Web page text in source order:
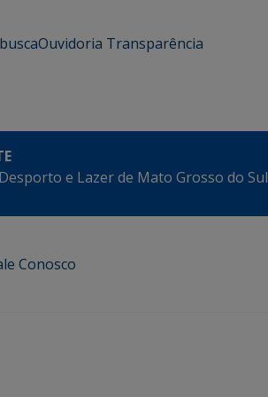
Ouvidoria Transparência
e Lazer de Mato Grosso do Sul
Conosco